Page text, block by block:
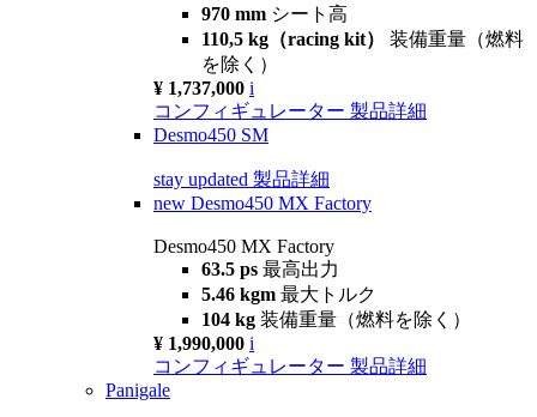
970 mm シート高
110,5 kg（racing kit） 装備重量（燃料
を除く）
¥ 1,737,000 i
コンフィギュレーター 製品詳細
Desmo450 SM
stay updated 製品詳細
new Desmo450 MX Factory
Desmo450 MX Factory
63.5 ps 最高出力
5.46 kgm 最大トルク
104 kg 装備重量（燃料を除く）
¥ 1,990,000 i
コンフィギュレーター 製品詳細
Panigale